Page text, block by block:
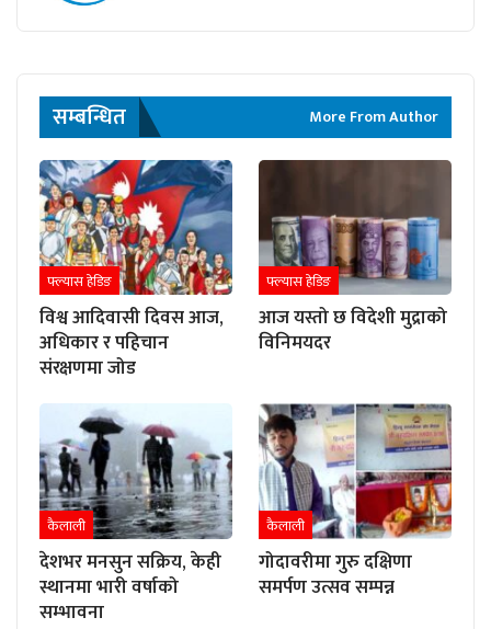
सम्बन्धित More From Author
फ्ल्यास हेडिङ
विश्व आदिवासी दिवस आज,
अधिकार र पहिचान
संरक्षणमा जोड
फ्ल्यास हेडिङ
आज यस्तो छ विदेशी मुद्राको
विनिमयदर
कैलाली
देशभर मनसुन सक्रिय, केही
स्थानमा भारी वर्षाको
सम्भावना
कैलाली
गोदावरीमा गुरु दक्षिणा
समर्पण उत्सव सम्पन्न